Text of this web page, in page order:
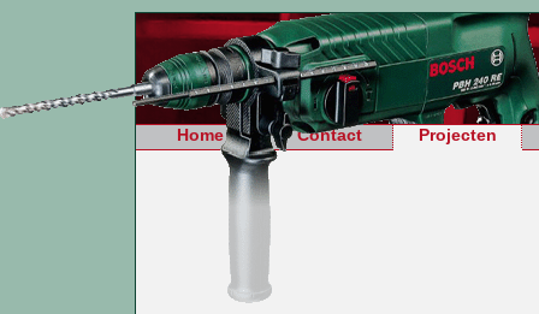
Home Contact Projecten